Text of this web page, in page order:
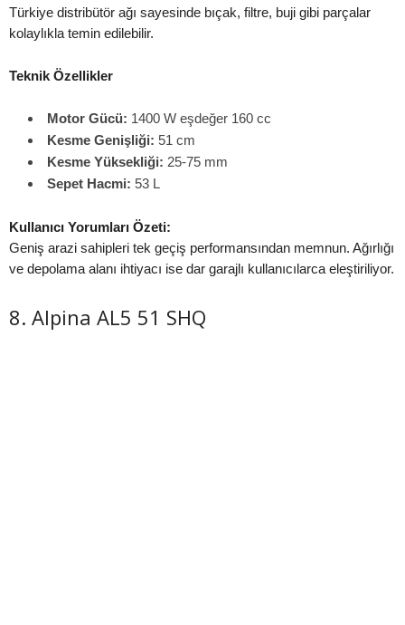
Türkiye distribütör ağı sayesinde bıçak, filtre, buji gibi parçalar
kolaylıkla temin edilebilir.
Teknik Özellikler
Motor Gücü: 1400 W eşdeğer 160 cc
Kesme Genişliği: 51 cm
Kesme Yüksekliği: 25-75 mm
Sepet Hacmi: 53 L
Kullanıcı Yorumları Özeti:
Geniş arazi sahipleri tek geçiş performansından memnun. Ağırlığı
ve depolama alanı ihtiyacı ise dar garajlı kullanıcılarca eleştiriliyor.
8. Alpina AL5 51 SHQ